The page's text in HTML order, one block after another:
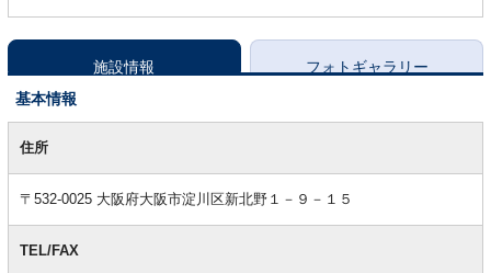
施設情報
フォトギャラリー
基本情報
本住所
〒532-0025 大阪府大阪市淀川区新北野１－９－１５
TEL/FAX